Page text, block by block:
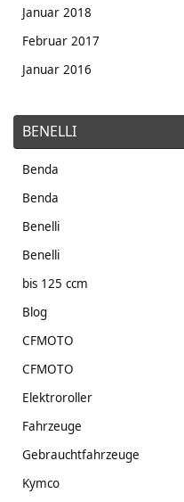
Januar 2018
Februar 2017
Januar 2016
BENELLI
Benda
Benda
Benelli
Benelli
bis 125 ccm
Blog
CFMOTO
CFMOTO
Elektroroller
Fahrzeuge
Gebrauchtfahrzeuge
Kymco